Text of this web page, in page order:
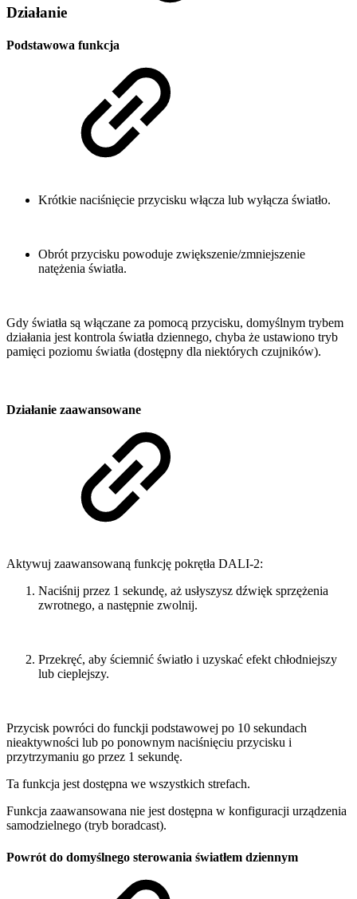
Działanie
Podstawowa funkcja
Krótkie naciśnięcie przycisku włącza lub wyłącza światło.
Obrót przycisku powoduje zwiększenie/zmniejszenie
natężenia światła.
Gdy światła są włączane za pomocą przycisku, domyślnym trybem
działania jest kontrola światła dziennego, chyba że ustawiono tryb
pamięci poziomu światła (dostępny dla niektórych czujników).
Działanie zaawansowane
Aktywuj zaawansowaną funkcję pokrętła DALI-2:
Naciśnij przez 1 sekundę, aż usłyszysz dźwięk sprzężenia
zwrotnego, a następnie zwolnij.
Przekręć, aby ściemnić światło i uzyskać efekt chłodniejszy
lub cieplejszy.
Przycisk powróci do funckji podstawowej po 10 sekundach
nieaktywności lub po ponownym naciśnięciu przycisku i
przytrzymaniu go przez 1 sekundę.
Ta funkcja jest dostępna we wszystkich strefach.
Funkcja zaawansowana nie jest dostępna w konfiguracji urządzenia
samodzielnego (tryb boradcast).
Powrót do domyślnego sterowania światłem dziennym